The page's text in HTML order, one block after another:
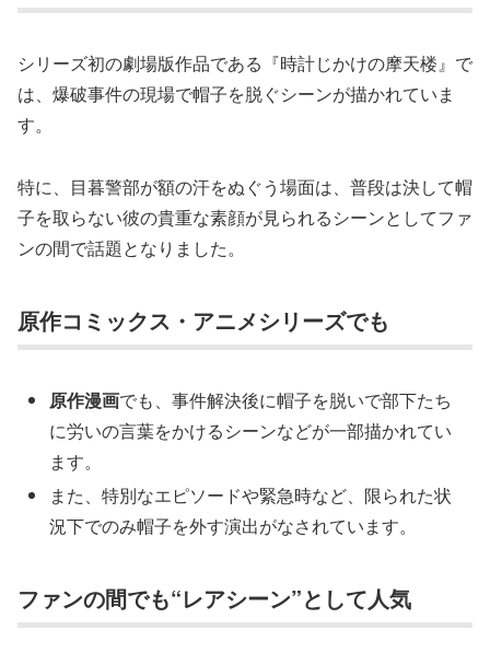
シリーズ初の劇場版作品である『時計じかけの摩天楼』で
は、爆破事件の現場で帽子を脱ぐシーンが描かれていま
す。
特に、目暮警部が額の汗をぬぐう場面は、普段は決して帽
子を取らない彼の貴重な素顔が見られるシーンとしてファ
ンの間で話題となりました。
原作コミックス・アニメシリーズでも
原作漫画でも、事件解決後に帽子を脱いで部下たち
に労いの言葉をかけるシーンなどが一部描かれてい
ます。
また、特別なエピソードや緊急時など、限られた状
況下でのみ帽子を外す演出がなされています。
ファンの間でも“レアシーン”として人気